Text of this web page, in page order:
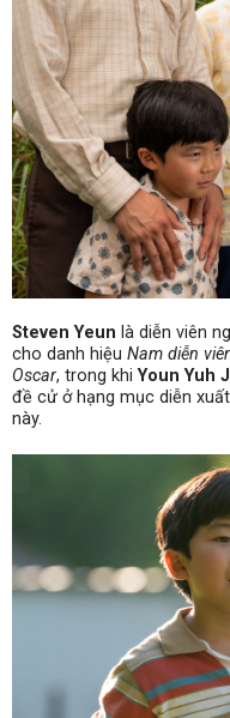
Steven Yeun là diễn viên
cho danh hiệu Nam diễn
Oscar, trong khiYoun Yuh
đề cử ở hạng mục diễn
này.